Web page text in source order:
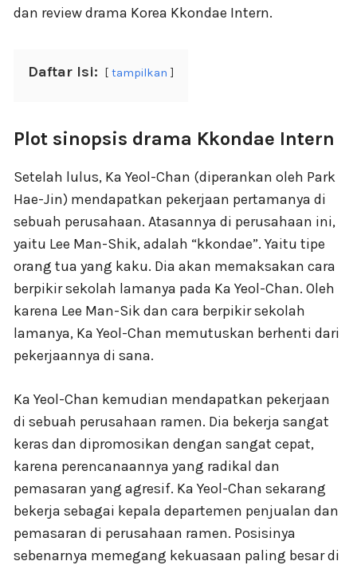
dan review drama Korea Kkondae Intern.
Daftar Isi: tampilkan
Plot sinopsis drama Kkondae Intern
Setelah lulus, Ka Yeol-Chan (diperankan oleh Park
Hae-Jin) mendapatkan pekerjaan pertamanya di
sebuah perusahaan. Atasannya di perusahaan ini,
yaitu Lee Man-Shik, adalah “kkondae”. Yaitu tipe
orang tua yang kaku. Dia akan memaksakan cara
berpikir sekolah lamanya pada Ka Yeol-Chan. Oleh
karena Lee Man-Sik dan cara berpikir sekolah
lamanya, Ka Yeol-Chan memutuskan berhenti dari
pekerjaannya di sana.
Ka Yeol-Chan kemudian mendapatkan pekerjaan
di sebuah perusahaan ramen. Dia bekerja sangat
keras dan dipromosikan dengan sangat cepat,
karena perencanaannya yang radikal dan
pemasaran yang agresif. Ka Yeol-Chan sekarang
bekerja sebagai kepala departemen penjualan dan
pemasaran di perusahaan ramen. Posisinya
sebenarnya memegang kekuasaan paling besar di